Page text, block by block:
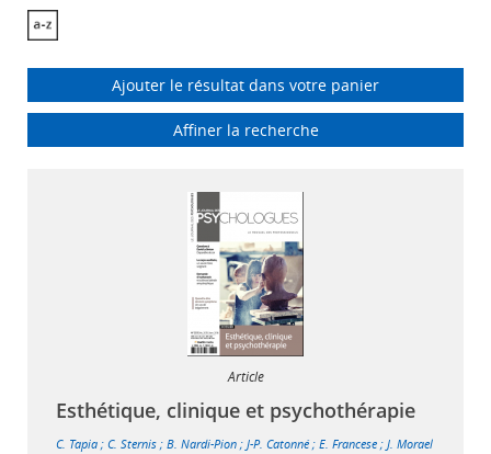
Ajouter le résultat dans votre panier
Affiner la recherche
Article
Esthétique, clinique et psychothérapie
C. Tapia ; C. Sternis ; B. Nardi-Pion ; J-P. Catonné ; E. Francese ; J. Morael